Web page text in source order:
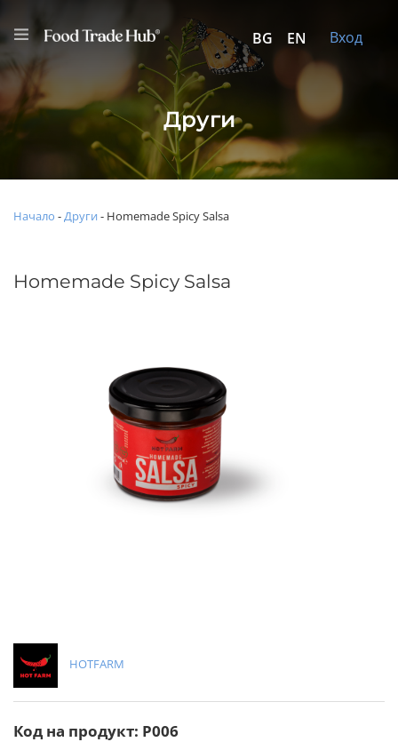
BG EN Вход
Други
Начало -Други - Homemade Spicy Salsa
Homemade Spicy Salsa
HOTFARM
Код на продукт: P006